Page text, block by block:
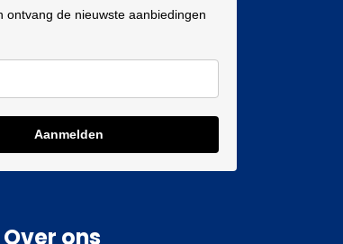
ontvang de nieuwste aanbiedingen
Aanmelden
Over ons